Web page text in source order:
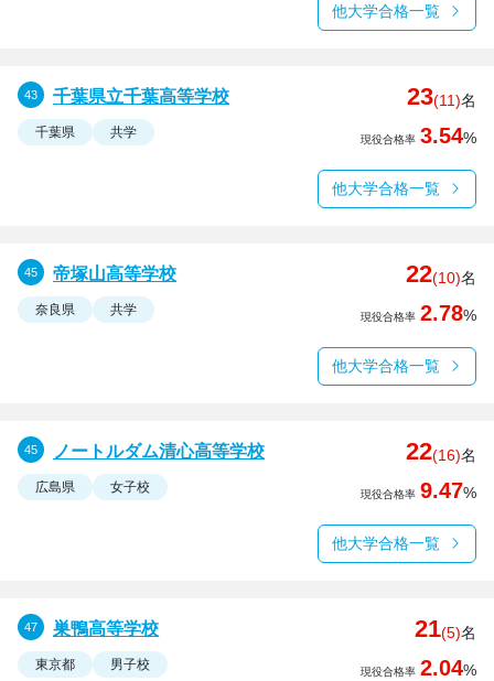
他大学合格一覧
千葉県立千葉高等学校 23(11)名
千葉県 共学 現役合格率 3.54%
他大学合格一覧
帝塚山高等学校 22(10)名
奈良県 共学 現役合格率 2.78%
他大学合格一覧
ノートルダム清心高等学校 22(16)名
広島県 女子校 現役合格率 9.47%
他大学合格一覧
巣鴨高等学校 21(5)名
東京都 男子校 現役合格率 2.04%